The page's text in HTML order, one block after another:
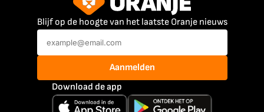
Blijf op de hoogte van het laatste Oranje nieuws
Aanmelden
Download de app